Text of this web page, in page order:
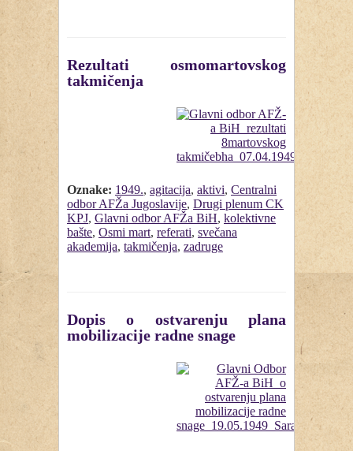
Rezultati osmomartovskog
takmičenja
Oznake: 1949., agitacija, aktivi, Centralni
odbor AFŽa Jugoslavije, Drugi plenum CK
KPJ, Glavni odbor AFŽa BiH, kolektivne
bašte, Osmi mart, referati, svečana
akademija, takmičenja, zadruge
Dopis o ostvarenju plana
mobilizacije radne snage